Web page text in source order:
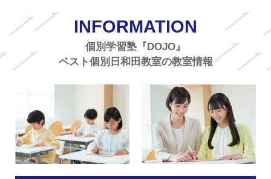
INFORMATION
個別学習塾『DOJO』
ベスト個別日和田教室の教室情報